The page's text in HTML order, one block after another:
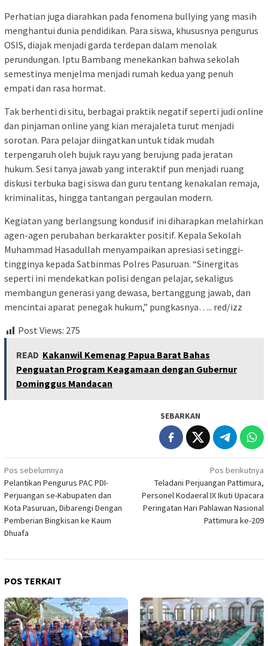
Perhatian juga diarahkan pada fenomena bullying yang masih
menghantui dunia pendidikan. Para siswa, khususnya pengurus
OSIS, diajak menjadi garda terdepan dalam menolak
perundungan. Iptu Bambang menekankan bahwa sekolah
semestinya menjelma menjadi rumah kedua yang penuh
empati dan rasa hormat.
Tak berhenti di situ, berbagai praktik negatif seperti judi online
dan pinjaman online yang kian merajaleta turut menjadi
sorotan. Para pelajar diingatkan untuk tidak mudah
terpengaruh oleh bujuk rayu yang berujung pada jeratan
hukum. Sesi tanya jawab yang interaktif pun menjadi ruang
diskusi terbuka bagi siswa dan guru tentang kenakalan remaja,
kriminalitas, hingga tantangan pergaulan modern.
Kegiatan yang berlangsung kondusif ini diharapkan melahirkan
agen-agen perubahan berkarakter positif. Kepala Sekolah
Muhammad Hasadullah menyampaikan apresiasi setinggi-
tingginya kepada Satbinmas Polres Pasuruan. “Sinergitas
seperti ini mendekatkan polisi dengan pelajar, sekaligus
membangun generasi yang dewasa, bertanggung jawab, dan
mencintai aparat penegak hukum,” pungkasnya….. red/izz
Post Views: 275
READ Kakanwil Kemenag Papua Barat Bahas
Penguatan Program Keagamaan dengan Gubernur
Dominggus Mandacan
SEBARKAN
Navigasi
pos
Pos sebelumnya
Pelantikan Pengurus PAC PDI-
Perjuangan se-Kabupaten dan
Kota Pasuruan, Dibarengi Dengan
Pemberian Bingkisan ke Kaum
Dhuafa
Pos berikutnya
Teladani Perjuangan Pattimura,
Personel Kodaeral IX Ikuti Upacara
Peringatan Hari Pahlawan Nasional
Pattimura ke-209
POS TERKAIT